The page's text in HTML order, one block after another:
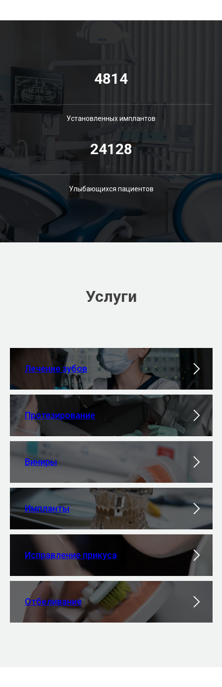
4814
Установленных имплантов
24128
Улыбающихся пациентов
Услуги
Лечение зубов
Протезирование
Виниры
Импланты
Исправление прикуса
Отбеливание